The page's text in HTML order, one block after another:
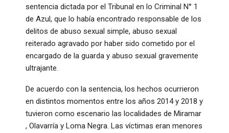
sentencia dictada por el Tribunal en lo Criminal N° 1
de Azul, que lo había encontrado responsable de los
delitos de abuso sexual simple, abuso sexual
reiterado agravado por haber sido cometido por el
encargado de la guarda y abuso sexual gravemente
ultrajante.
De acuerdo con la sentencia, los hechos ocurrieron
en distintos momentos entre los años 2014 y 2018 y
tuvieron como escenario las localidades de Miramar
, Olavarría y Loma Negra. Las víctimas eran menores